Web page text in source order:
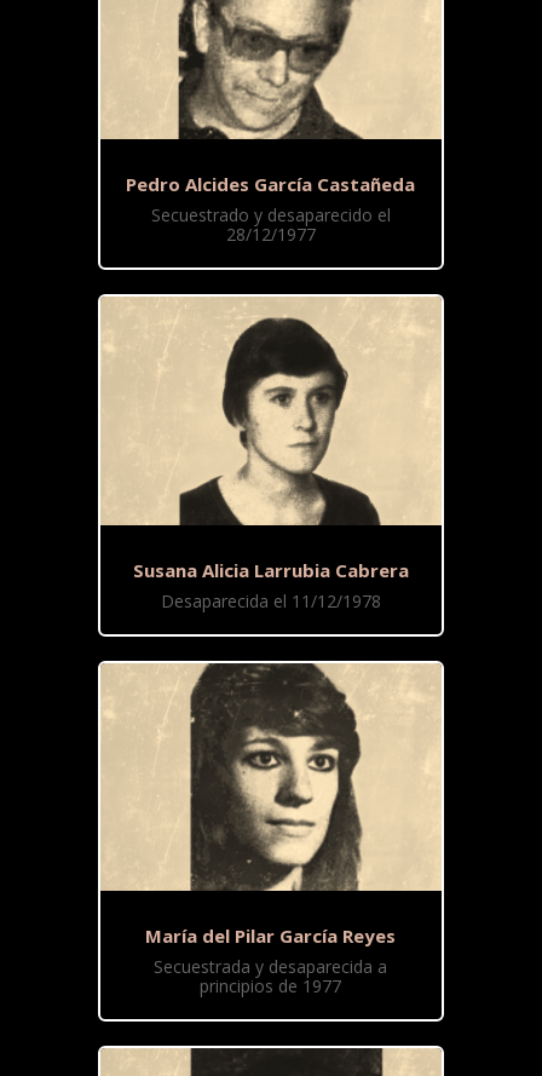
Pedro Alcides García Castañeda
Secuestrado y desaparecido el
28/12/1977
Susana Alicia Larrubia Cabrera
Desaparecida el 11/12/1978
María del Pilar García Reyes
Secuestrada y desaparecida a
principios de 1977